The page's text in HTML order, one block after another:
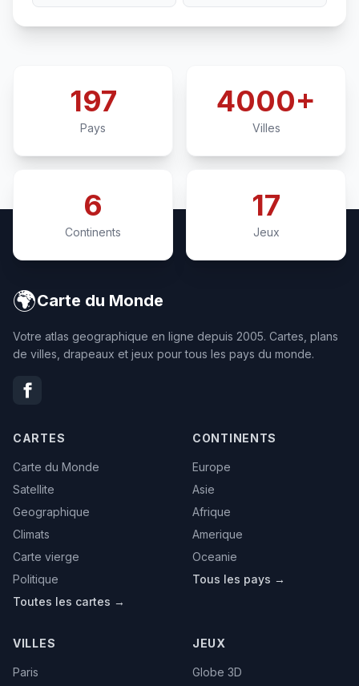
197
Pays
4000+
Villes
6
Continents
17
Jeux
🌍Carte du Monde
Votre atlas geographique en ligne depuis 2005. Cartes, plans
de villes, drapeaux et jeux pour tous les pays du monde.
CARTES
Carte du Monde
Satellite
Geographique
Climats
Carte vierge
Politique
Toutes les cartes →
CONTINENTS
Europe
Asie
Afrique
Amerique
Oceanie
Tous les pays →
VILLES
Paris
JEUX
Globe 3D